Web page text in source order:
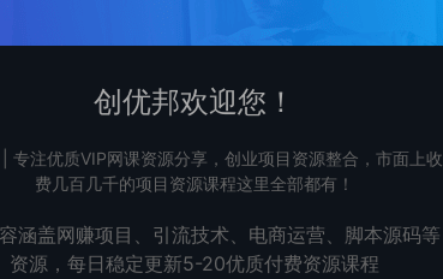
录
创优邦欢迎您！
专注优质VIP网课资源分享，创业项目资源整合，市面上收
费几百几千的项目资源课程这里全部都有！
涵盖网赚项目、引流技术、电商运营、脚本源码等
资源，每日稳定更新5-20优质付费资源课程